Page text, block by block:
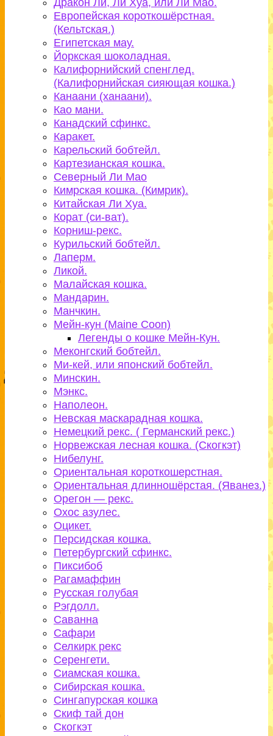
Дракон Ли, Ли Хуа, или Ли Мао.
Европейская короткошёрстная.
(Кельтская.)
Египетская мау.
Йоркская шоколадная.
Калифорнийский спенглед.
(Калифорнийская сияющая кошка.)
Канаани (ханаани).
Као мани.
Канадский сфинкс.
Каракет.
Карельский бобтейл.
Картезианская кошка.
Северный Ли Мао
Кимрская кошка. (Кимрик).
Китайская Ли Хуа.
Корат (си-ват).
Корниш-рекс.
Курильский бобтейл.
Лаперм.
Ликой.
Малайская кошка.
Мандарин.
Манчкин.
Мейн-кун (Maine Coon)
Легенды о кошке Мейн-Кун.
Меконгский бобтейл.
Ми-кей, или японский бобтейл.
Минскин.
Мэнкс.
Наполеон.
Невская маскарадная кошка.
Немецкий рекс. ( Германский рекс.)
Норвежская лесная кошка. (Скогкэт)
Нибелунг.
Ориентальная короткошерстная.
Ориентальная длинношёрстая. (Яванез.)
Орегон — рекс.
Охос азулес.
Оцикет.
Персидская кошка.
Петербургский сфинкс.
Пиксибоб
Рагамаффин
Русская голубая
Рэгдолл.
Саванна
Сафари
Селкирк рекс
Серенгети.
Сиамская кошка.
Сибирская кошка.
Сингапурская кошка
Скиф тай дон
Скогкэт